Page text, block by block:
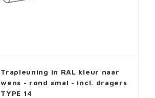
Trapleuning in RAL kleur naar
wens - rond smal - incl. dragers
TYPE 14